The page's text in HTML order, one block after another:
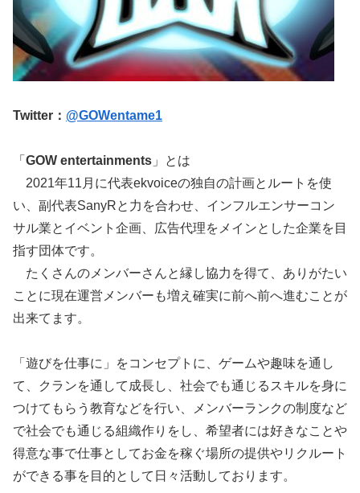
Twitter： @GOWentame1
「 GOW entertainments 」とは
2021年11月に代表ekvoiceの独自の計画とルートを使
い、副代表SanyRと力を合わせ、インフルエンサーコン
サル業とイベント企画、広告代理をメインとした企業を目
指す団体です。
たくさんのメンバーさんと縁し協力を得て、ありがたい
ことに現在運営メンバーも増え確実に前へ前へ進むことが
出来てます。
「遊びを仕事に」をコンセプトに、ゲームや趣味を通し
て、クランを通して成長し、社会でも通じるスキルを身に
つけてもらう教育などを行い、メンバーランクの制度など
で社会でも通じる組織作りをし、希望者には好きなことや
得意な事で仕事としてお金を稼ぐ場所の提供やリクルート
ができる事を目的として日々活動しております。